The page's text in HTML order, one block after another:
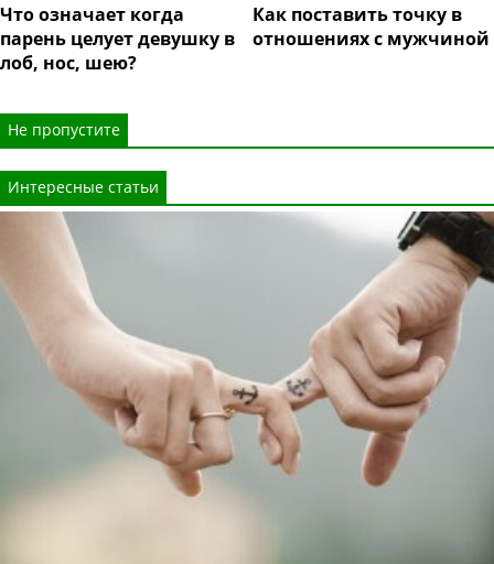
Что означает когда
парень целует девушку в
лоб, нос, шею?
Как поставить точку в
отношениях с мужчиной
Не пропустите
Интересные статьи